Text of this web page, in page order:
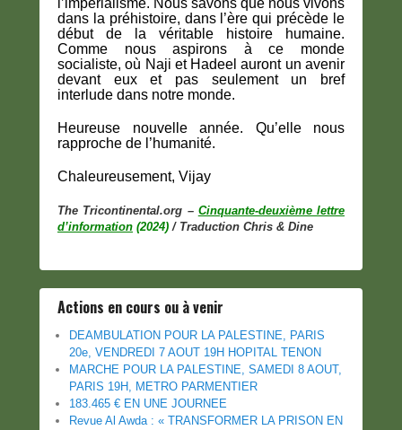
l’impérialisme. Nous savons que nous vivons
dans la préhistoire, dans l’ère qui précède le
début de la véritable histoire humaine.
Comme nous aspirons à ce monde
socialiste, où Naji et Hadeel auront un avenir
devant eux et pas seulement un bref
interlude dans notre monde.
Heureuse nouvelle année. Qu’elle nous
rapproche de l’humanité.
Chaleureusement, Vijay
The Tricontinental.org – Cinquante-deuxième lettre
d’information (2024) / Traduction Chris & Dine
Actions en cours ou à venir
DEAMBULATION POUR LA PALESTINE, PARIS
20e, VENDREDI 7 AOUT 19H HOPITAL TENON
MARCHE POUR LA PALESTINE, SAMEDI 8 AOUT,
PARIS 19H, METRO PARMENTIER
183.465 € EN UNE JOURNEE
Revue Al Awda : « TRANSFORMER LA PRISON EN